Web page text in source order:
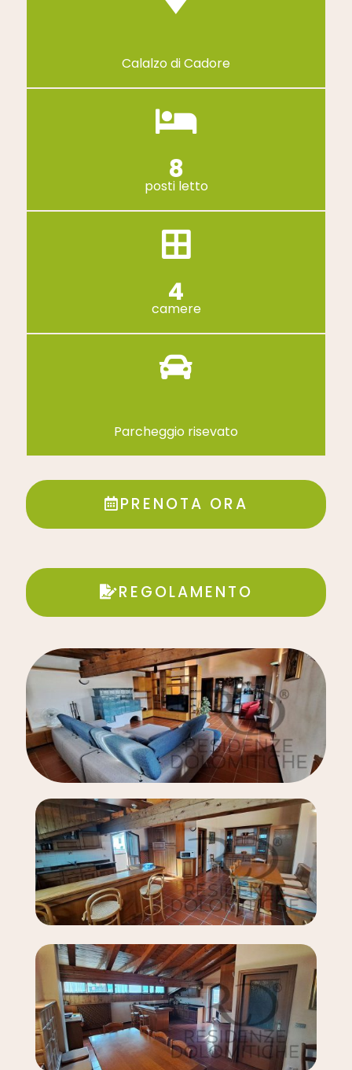
Calalzo di Cadore
8
posti letto
4
camere
Parcheggio risevato
PRENOTA ORA
REGOLAMENTO